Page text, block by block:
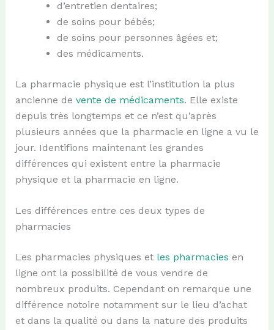
d’entretien dentaires;
de soins pour bébés;
de soins pour personnes âgées et;
des médicaments.
La pharmacie physique est l’institution la plus
ancienne de vente de médicaments. Elle existe
depuis très longtemps et ce n’est qu’après
plusieurs années que la pharmacie en ligne a vu le
jour. Identifions maintenant les grandes
différences qui existent entre la pharmacie
physique et la pharmacie en ligne.
Les différences entre ces deux types de
pharmacies
Les pharmacies physiques et les pharmacies en
ligne ont la possibilité de vous vendre de
nombreux produits. Cependant on remarque une
différence notoire notamment sur le lieu d’achat
et dans la qualité ou dans la nature des produits